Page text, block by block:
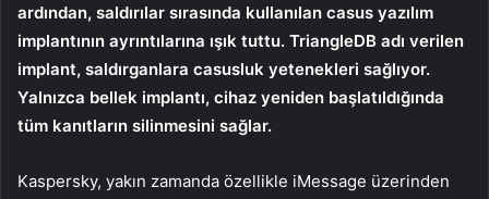
ardından, saldırılar sırasında kullanılan casus yazılım
implantının ayrıntılarına ışık tuttu. TriangleDB adı verilen
implant, saldırganlara casusluk yetenekleri sağlıyor.
Yalnızca bellek implantı, cihaz yeniden başlatıldığında
tüm kanıtların silinmesini sağlar.
Kaspersky, yakın zamanda özellikle iMessage üzerinden